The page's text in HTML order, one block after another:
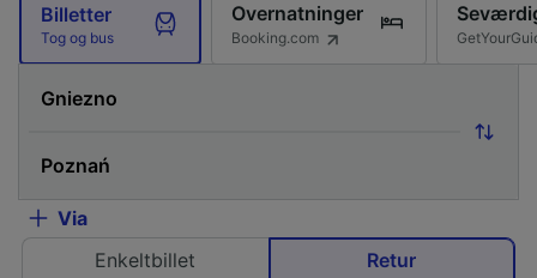
Billetter
Tog og bus
Overnatninger
Booking.com
Via
Enkeltbillet
Retur